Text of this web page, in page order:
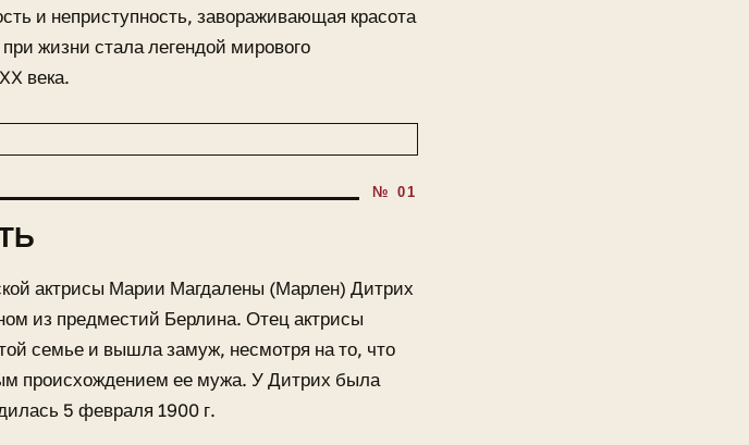
и неприступность, завораживающая красота
жизни стала легендой мирового
века.
актрисы Марии Магдалены (Марлен) Дитрих
из предместий Берлина. Отец актрисы
семье и вышла замуж, несмотря на то, что
происхождением ее мужа. У Дитрих была
5 февраля 1900 г.